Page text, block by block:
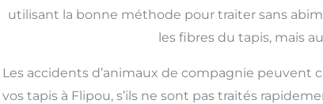
utilisant la bonne méthode pour traiter sans
les fibres du tapis, mais
Les accidents d’animaux de compagnie peuvent
vos tapis à Flipou, s’ils ne sont pas traités